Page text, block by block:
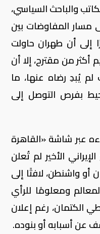
والباحث السياسي،
مسار المفاوضات بين
إلى أن طهران حاولت
من مقترح، إلا أن
لم يُبدِ رضاه عنها، ما
بفرص التوصل إلى
عبر شاشة «القاهرة
الأخير لم تُعلن
واشنطن، لافتًا إلى
ومعلومًا للرأي
طي الكتمان، رغم إعلان
عن أسبابه أو بنوده.